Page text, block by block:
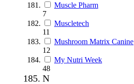
Muscle Pharm
7
Muscletech
11
Mushroom Matrix Canine
12
My Nutri Week
48
N